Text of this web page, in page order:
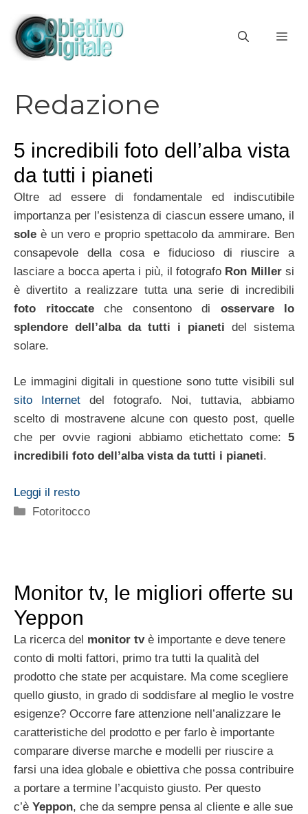
contenuto
Redazione
5 incredibili foto dell’alba vista
da tutti i pianeti
Oltre ad essere di fondamentale ed indiscutibile
importanza per l’esistenza di ciascun essere umano, il
sole è un vero e proprio spettacolo da ammirare. Ben
consapevole della cosa e fiducioso di riuscire a
lasciare a bocca aperta i più, il fotografo Ron Millersi
è divertito a realizzare tutta una serie di incredibili
foto ritoccateche consentono di osservare lo
splendore dell’alba da tutti i pianeti del sistema
solare.
Le immagini digitali in questione sono tutte visibili sul
sito Internet del fotografo. Noi, tuttavia, abbiamo
scelto di mostravene alcune con questo post, quelle
che per ovvie ragioni abbiamo etichettato come: 5
incredibili foto dell’alba vista da tutti i pianeti.
Leggi il resto
Categorie
Fotoritocco
Monitor tv, le migliori offerte su
Yeppon
La ricerca del monitor tvè importante e deve tenere
conto di molti fattori, primo tra tutti la qualità del
prodotto che state per acquistare. Ma come scegliere
quello giusto, in grado di soddisfare al meglio le vostre
esigenze? Occorre fare attenzione nell’analizzare le
caratteristiche del prodotto e per farlo è importante
comparare diverse marche e modelli per riuscire a
farsi una idea globale e obiettiva che possa contribuire
a portare a termine l’acquisto giusto. Per questo
c’è Yeppon, che da sempre pensa al cliente e alle sue